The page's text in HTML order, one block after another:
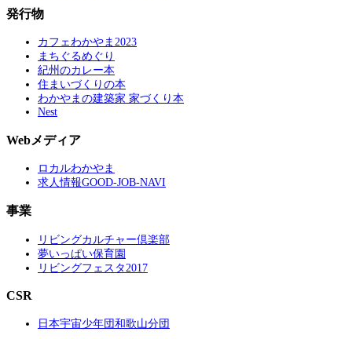
発行物
カフェわかやま2023
まちぐるめぐり
紀州のカレー本
住まいづくりの本
わかやまの建築家 家づくり本
Nest
Webメディア
ロカルわかやま
求人情報GOOD-JOB-NAVI
事業
リビングカルチャー倶楽部
夢いっぱい保育園
リビングフェスタ2017
CSR
日本宇宙少年団和歌山分団